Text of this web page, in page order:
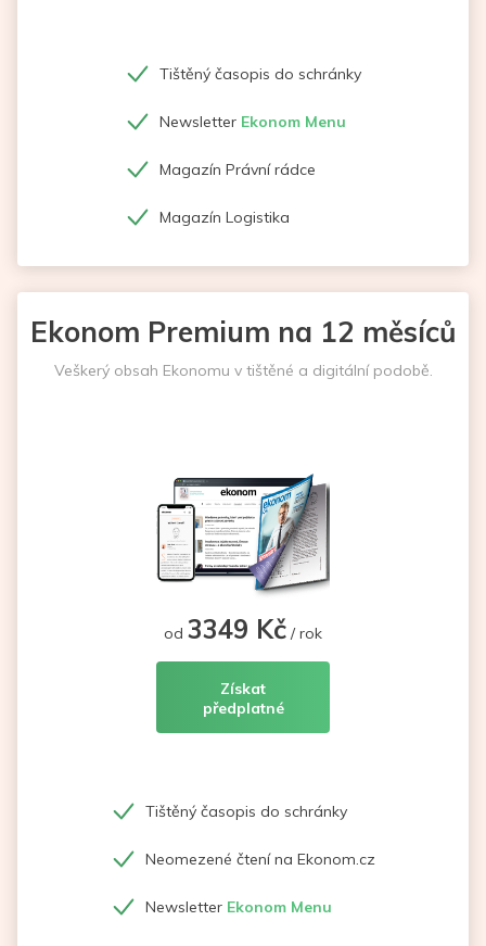
Tištěný časopis do schránky
Newsletter Ekonom Menu
Magazín Právní rádce
Magazín Logistika
Ekonom Premium na 12 měsíců
Veškerý obsah Ekonomu v tištěné a digitální podobě.
od 3349 Kč / rok
Získat
předplatné
Tištěný časopis do schránky
Neomezené čtení na Ekonom.cz
Newsletter Ekonom Menu